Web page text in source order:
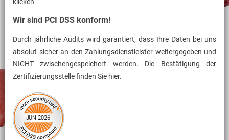
Wir sind PCI DSS konform!
Durch jährliche Audits wird garantiert, dass Ihre Daten bei uns
absolut sicher an den Zahlungsdienstleister weitergegeben und
NICHT zwischengespeichert werden. Die Bestätigung der
Zertifizierungsstelle finden Sie hier.